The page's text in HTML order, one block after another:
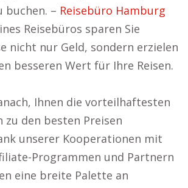
buchen. – Reisebüro Hamburg
Reisebüros sparen Sie
nicht nur Geld, sondern erzielen
besseren Wert für Ihre Reisen.
Ihnen die vorteilhaftesten
zu den besten Preisen
unserer Kooperationen mit
Programmen und Partnern
eine breite Palette an